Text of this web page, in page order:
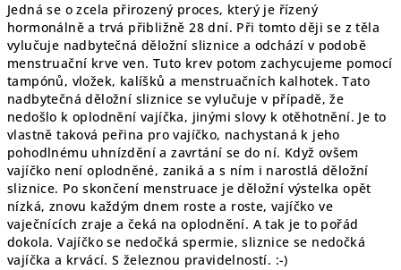
Jedná se o zcela přirozený proces, který je řízený
hormonálně a trvá přibližně 28 dní. Při tomto ději se z těla
vylučuje nadbytečná děložní sliznice a odchází v podobě
menstruační krve ven. Tuto krev potom zachycujeme pomocí
tampónů, vložek, kalíšků a menstruačních kalhotek. Tato
nadbytečná děložní sliznice se vylučuje v případě, že
nedošlo k oplodnění vajíčka, jinými slovy k otěhotnění. Je to
vlastně taková peřina pro vajíčko, nachystaná k jeho
pohodlnému uhnízdění a zavrtání se do ní. Když ovšem
vajíčko není oplodněné, zaniká a s ním i narostlá děložní
sliznice. Po skončení menstruace je děložní výstelka opět
nízká, znovu každým dnem roste a roste, vajíčko ve
vaječnících zraje a čeká na oplodnění. A tak je to pořád
dokola. Vajíčko se nedočká spermie, sliznice se nedočká
vajíčka a krvácí. S železnou pravidelností. :-)